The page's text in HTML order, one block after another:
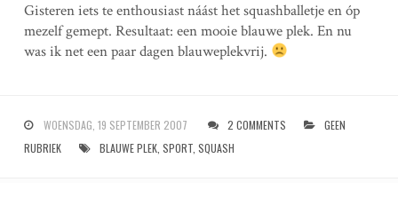
Gisteren iets te enthousiast náást het squashballetje en óp
mezelf gemept. Resultaat: een mooie blauwe plek. En nu
was ik net een paar dagen blauweplekvrij.
WOENSDAG, 19 SEPTEMBER 2007 2 COMMENTS
GEEN
RUBRIEK
BLAUWE PLEK, SPORT, SQUASH